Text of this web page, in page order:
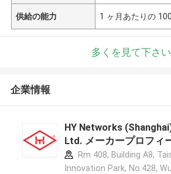
供給の能力 1 ヶ月あたりの
多くを見て下さい
企業情報
HY Networks
Ltd. メーカープロフィ
Rm 408, Building A8,
Innovation Park, No.428,